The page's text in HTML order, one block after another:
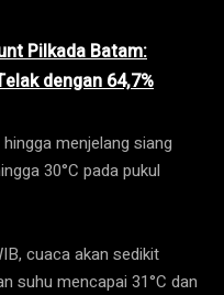
Pilkada Batam:
dengan 64,7%
menjelang siang
30°C pada pukul
cuaca akan sedikit
suhu mencapai 31°C dan